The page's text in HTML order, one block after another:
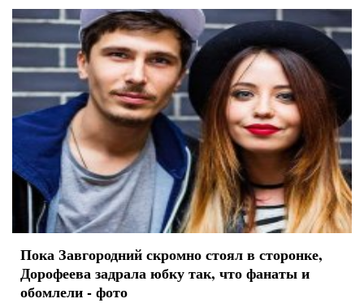
Пока Завгородний скромно стоял в сторонке,
Дорофеева задрала юбку так, что фанаты и
обомлели - фото